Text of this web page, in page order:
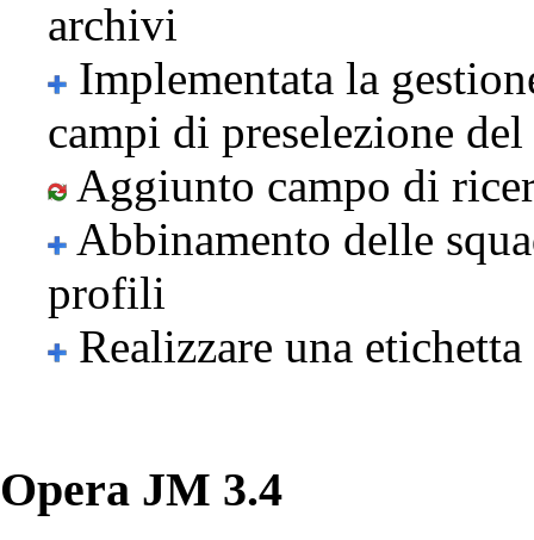
archivi
Implementata la
campi di preselezione
Aggiunto campo di
Abbinamento delle
profili
Realizzare una etichetta
Opera JM 3.4